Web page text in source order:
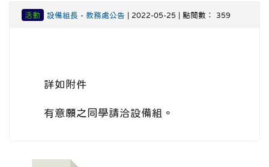
活動 設備組長 - 教務處公告 | 2022-05-25 | 點閱數： 359
詳如附件
有意願之同學請洽設備組。